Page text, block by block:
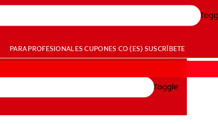
PARA PROFESIONALESCUPONES CO (ES) SUSCRÍBETE
Toggle